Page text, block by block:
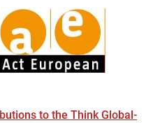
to the Think Global-